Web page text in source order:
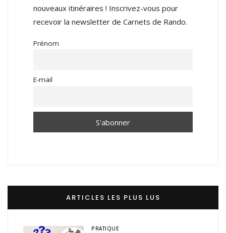
nouveaux itinéraires ! Inscrivez-vous pour
recevoir la newsletter de Carnets de Rando.
Prénom
E-mail
ARTICLES LES PLUS LUS
PRATIQUE